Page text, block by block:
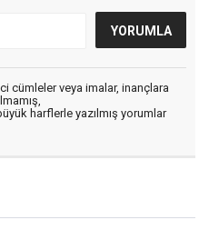
cümleler veya imalar, inançlara
harflerle yazılmış yorumlar